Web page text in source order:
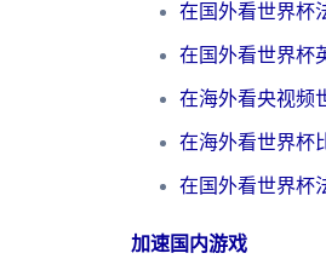
加速国内游戏